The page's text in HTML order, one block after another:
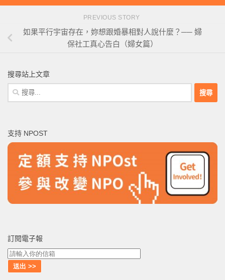
PREVIOUS STORY
如果平行宇宙存在，妳想跟婚暴相對人說什麼？── 婦
保社工真心告白（婦女篇）
搜尋站上文章
搜
尋
字:
支持 NPOST
訂閱電子報